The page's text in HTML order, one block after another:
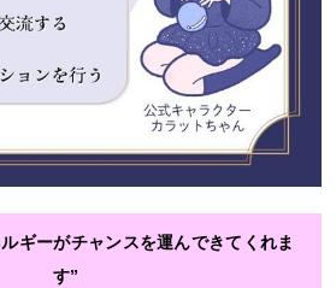
ギーがチャンスを運んできてくれま
す”